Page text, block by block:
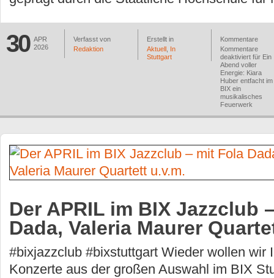
30 APR
2026
Verfasst von
Redaktion
Erstellt in
Aktuell In
Stuttgart
Kommentare
Kommentare
deaktiviert für Ein
Abend voller
Energie: Kiara
Huber entfacht im
BIX ein
musikalisches
Feuerwerk
Der APRIL im BIX Jazzclub
Dada, Valeria Maurer
#bixjazzclub #bixstuttgart Wieder wollen wir
Konzerte aus der großen Auswahl im BIX